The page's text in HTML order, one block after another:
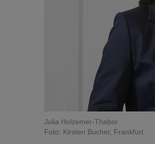
Julia Holzemer-Thabor
Foto: Kirsten Bucher, Frankfurt